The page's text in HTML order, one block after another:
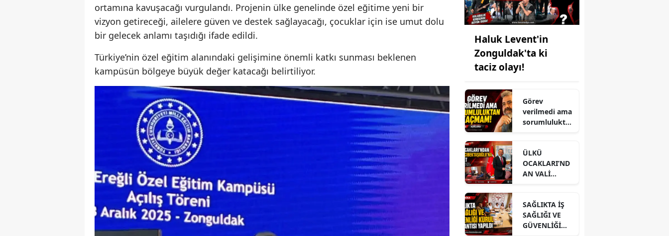
ortamına kavuşacağı vurgulandı. Projenin ülke genelinde özel eğitime yeni bir
vizyon getireceği, ailelere güven ve destek sağlayacağı, çocuklar için ise umut dolu
bir gelecek anlamı taşıdığı ifade edildi.
Türkiye’nin özel eğitim alanındaki gelişimine önemli katkı sunması beklenen
kampüsün bölgeye büyük değer katacağı belirtiliyor.
Haluk Levent'in
Zonguldak'ta ki
taciz olayı!
Görev
verilmedi ama
sorumlulukta
ÜLKÜ
OCAKLARI’ND
AN VALİ
ZİYARET
SAĞLIKTA İŞ
SAĞLIĞI VE
GÜVENLİĞİ